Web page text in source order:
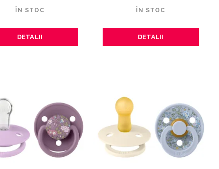
ÎN STOC
DETALII
ÎN STOC
DETALII